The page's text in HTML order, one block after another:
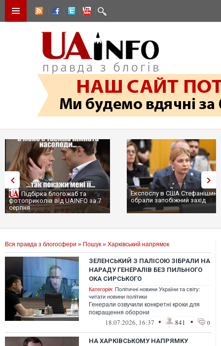
Підбірка блогожаб та
фотоприколів від UAINFO за 7
серпня
Експослу в США
обрали запобіжний захід
Вся правда з блогосфери » Пошук » Харківський напрямок
ЗЕЛЕНСЬКИЙ З ПАЛІСОЮ ЗІБРАЛИ НА
НАРАДУ ГЕНЕРАЛІВ БЕЗ ПИЛЬНОГО
ОКА СИРСЬКОГО
Категорія: Політичні новини України та світу:
читати новини політики
Генерали озвучили конкретні кроки для
покращення оборони
18.07.2026, 16:37 • 841 • 0
НА ХАРКІВСЬКОМУ НАПРЯМКУ